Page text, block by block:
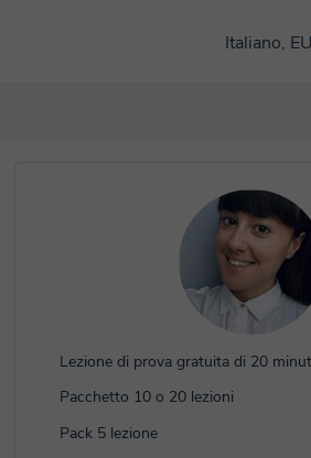
Italiano,
Lezione di prova gratuita di 20
Pacchetto 10 o 20 lezioni
Pack 5 lezione